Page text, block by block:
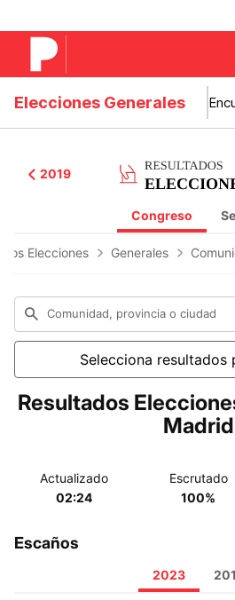
Elecciones Generales
2019
Congreso
Elecciones Generales
Comunidad, provincia o ciudad
Selecciona resultados
Resultados
Madrid
Actualizado
02:24
Escrutado
100%
Escaños
2023